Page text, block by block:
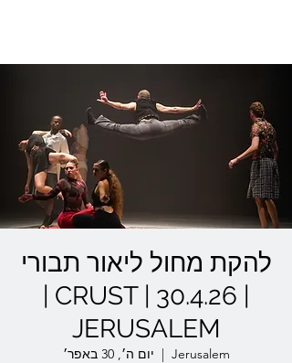
להקת מחול ליאור תבורי
| CRUST | 30.4.26 |
JERUSALEM
יום ה׳, 30 באפר׳
  |
Jerusalem